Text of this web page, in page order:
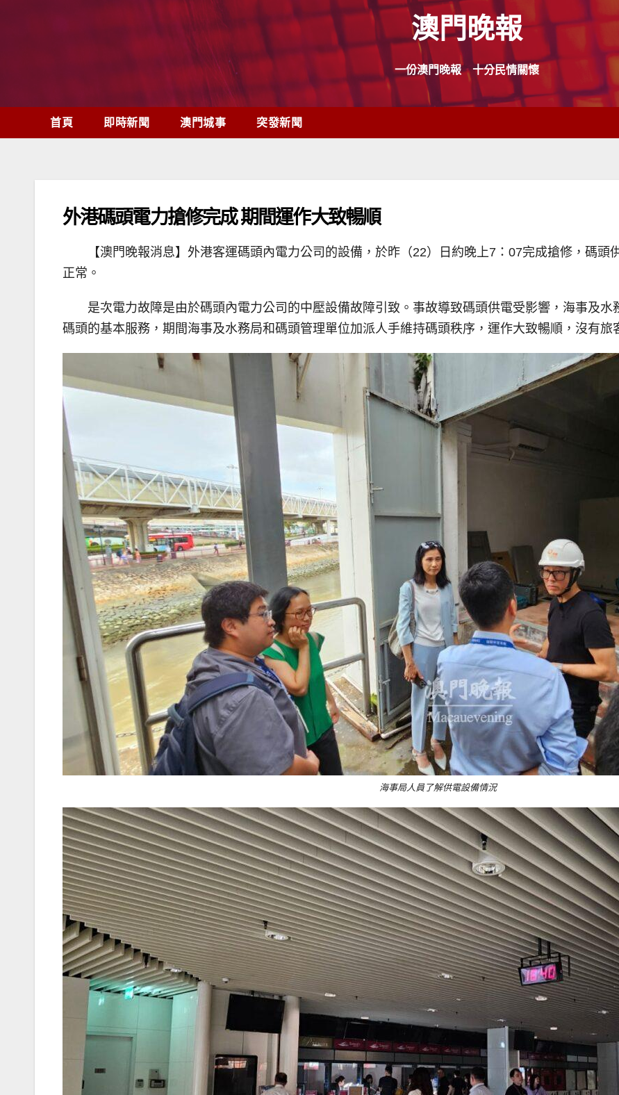
澳門晚報
一份澳門晚報 十分民情關懷
首頁 即時新聞 澳門城事 突發新聞
外港碼頭電力搶修完成 期間運作大致暢順
【澳門晚報消息】外港客運碼頭內電力公司的設備，於昨（22）日約晚上7：07完成搶修，碼
正常。
是次電力故障是由於碼頭內電力公司的中壓設備故障引致。事故導致碼頭供電受影響，海事及
碼頭的基本服務，期間海事及水務局和碼頭管理單位加派人手維持碼頭秩序，運作大致暢順，沒有旅
海事局人員了解供電設備情況